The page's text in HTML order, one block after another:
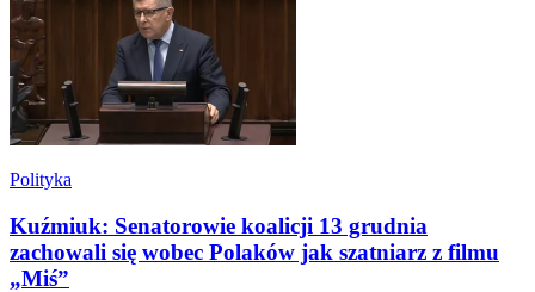
Polityka
Kuźmiuk: Senatorowie koalicji 13 grudnia
zachowali się wobec Polaków jak szatniarz z filmu
„Miś”